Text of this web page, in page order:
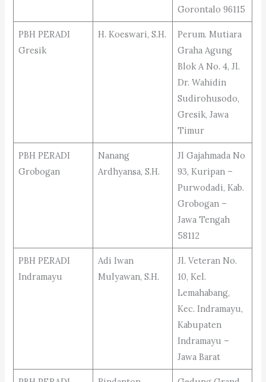
Gorontalo 96115
PBH PERADI
Gresik
H. Koeswari, S.H.
Perum. Mutiara
Graha Agung
Blok A No. 4, Jl.
Dr. Wahidin
Sudirohusodo,
Gresik, Jawa
Timur
PBH PERADI
Grobogan
Nanang
Ardhyansa, S.H.
Jl Gajahmada No
93, Kuripan –
Purwodadi, Kab.
Grobogan –
Jawa Tengah
58112
PBH PERADI
Indramayu
Adi Iwan
Mulyawan, S.H.
Jl. Veteran No.
10, Kel.
Lemahabang,
Kec. Indramayu,
Kabupaten
Indramayu –
Jawa Barat